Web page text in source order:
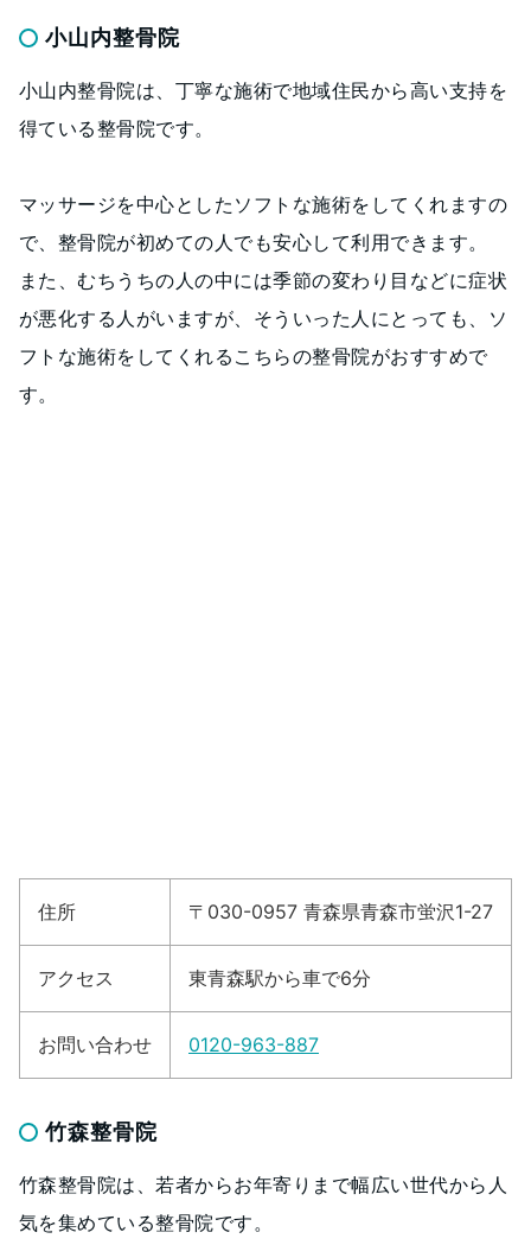
小山内整骨院
小山内整骨院は、丁寧な施術で地域住民から高い支持を
得ている整骨院です。
マッサージを中心としたソフトな施術をしてくれますの
で、整骨院が初めての人でも安心して利用できます。
また、むちうちの人の中には季節の変わり目などに症状
が悪化する人がいますが、そういった人にとっても、ソ
フトな施術をしてくれるこちらの整骨院がおすすめで
す。
住所 〒030-0957 青森県青森市蛍沢1-27
アクセス 東青森駅から車で6分
お問い合わせ 0120-963-887
竹森整骨院
竹森整骨院は、若者からお年寄りまで幅広い世代から人
気を集めている整骨院です。